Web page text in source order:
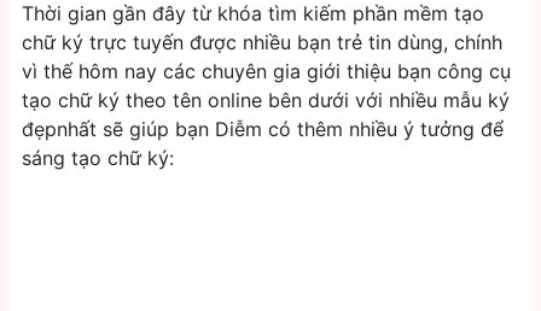
Thời gian gần đây từ khóa tìm kiếm phần mềm tạo
chữ ký trực tuyến được nhiều bạn trẻ tin dùng, chính
vì thế hôm nay các chuyên gia giới thiệu bạn công cụ
tạo chữ ký theo tên online bên dưới với nhiều mẫu ký
đẹpnhất sẽ giúp bạn Diễm có thêm nhiều ý tưởng để
sáng tạo chữ ký: